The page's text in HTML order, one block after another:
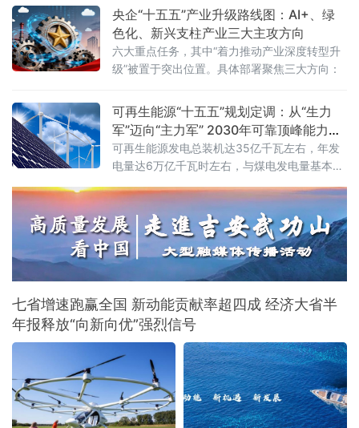
月1日起开展征收挥发性有机物环境保护税试
点，挥发性有机物将全部纳入征税范围。这标
志着我国绿色税制在大气污染治理领域迈出关
键一步。挥发性有机物是形成臭氧和细颗粒物
（PM2.5）的重要前体物，可引发雾霾、光化
央企“十五五”产业升级路线图：AI+、绿
色化、新兴支柱产业三大主攻方向
六大重点任务，其中“着力推动产业深度转型升
级”被置于突出位置。具体部署聚焦三大方向：
可再生能源“十五五”规划定调：从“生力
军”迈向“主力军” 2030年可靠顶峰能力新
增3亿千瓦
可再生能源发电总装机达35亿千瓦左右，年发
电量达6万亿千瓦时左右，与煤电发电量基本相
上，“十五五”期间全产业链总投资规模预计超过
5万亿元
七省增速跑赢全国 新动能贡献率超四成 经济大省半
年报释放“向新向优”强烈信号